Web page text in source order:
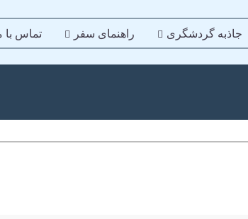
جاذبه گردشگری راهنمای سفر تماس با